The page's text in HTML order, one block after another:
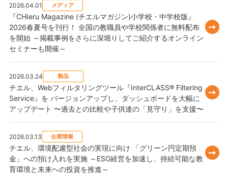
2026.04.01 メディア
『CHIeru Magazine (チエルマガジン)小学校・中学校版』
2026春夏号を刊行！ 全国の教職員や学校関係者に無料配布
を開始 ～掲載事例をさらに深堀りしてご紹介するオンライン
セミナーも開催～
2026.03.24 製品
チエル、Webフィルタリングツール『InterCLASS® Filtering
Service』を バージョンアップし、ダッシュボードを大幅に
アップデート 〜過去との比較や子供達の「見守り」を支援〜
2026.03.13 企業情報
チエル、環境配慮型社会の実現に向け 「グリーン円定期預
金」への預け入れを実施 ～ESG経営を加速し、持続可能な教
育環境と未来への投資を推進～